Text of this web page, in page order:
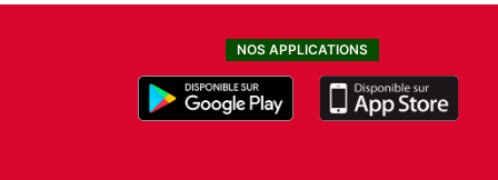
NOS APPLICATIONS